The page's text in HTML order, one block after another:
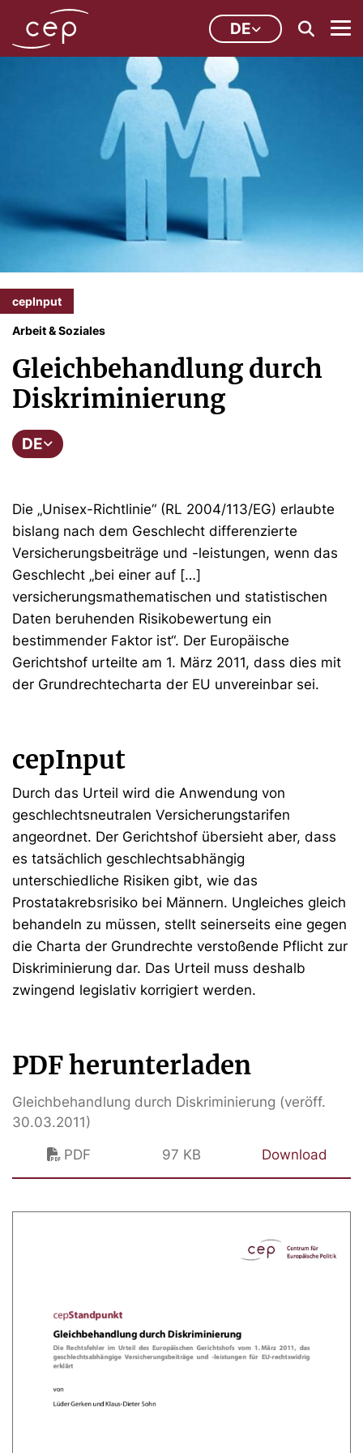
DE
cepInput
Arbeit & Soziales
Gleichbehandlung durch
Diskriminierung
DE
Die „Unisex-Richtlinie“ (RL 2004/113/EG) erlaubte
bislang nach dem Geschlecht differenzierte
Versicherungsbeiträge und -leistungen, wenn das
Geschlecht „bei einer auf […]
versicherungsmathematischen und statistischen
Daten beruhenden Risikobewertung ein
bestimmender Faktor ist“. Der Europäische
Gerichtshof urteilte am 1. März 2011, dass dies mit
der Grundrechtecharta der EU unvereinbar sei.
cepInput
Durch das Urteil wird die Anwendung von
geschlechtsneutralen Versicherungstarifen
angeordnet. Der Gerichtshof übersieht aber, dass
es tatsächlich geschlechtsabhängig
unterschiedliche Risiken gibt, wie das
Prostatakrebsrisiko bei Männern. Ungleiches gleich
behandeln zu müssen, stellt seinerseits eine gegen
die Charta der Grundrechte verstoßende Pflicht zur
Diskriminierung dar. Das Urteil muss deshalb
zwingend legislativ korrigiert werden.
PDF herunterladen
Gleichbehandlung durch Diskriminierung (veröff.
30.03.2011)
PDF
97 KB Download